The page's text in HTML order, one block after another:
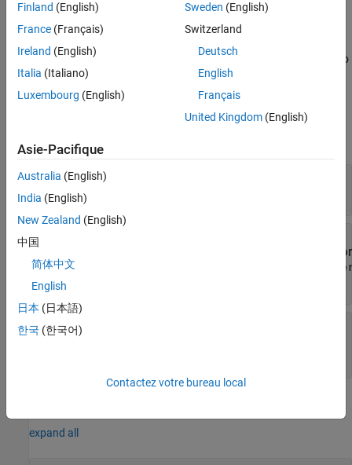
example
= addCodeCoverage(
also
specifies the code coverage metrics to include in
task—Task
matlab.buildtool.tasks.TestTask
vector
vector
level
expand all
Finland (English)
France (Français)
Ireland (English)
Italia (Italiano)
Luxembourg (English)
Sweden (English)
Switzerland
Deutsch
English
Français
United Kingdom(English)
Asie-Pacifique
Australia (English)
India (English)
New Zealand (English)
中国
简体中文
English
日本 (日本語)
한국 (한국어)
Contactez votre bureau local